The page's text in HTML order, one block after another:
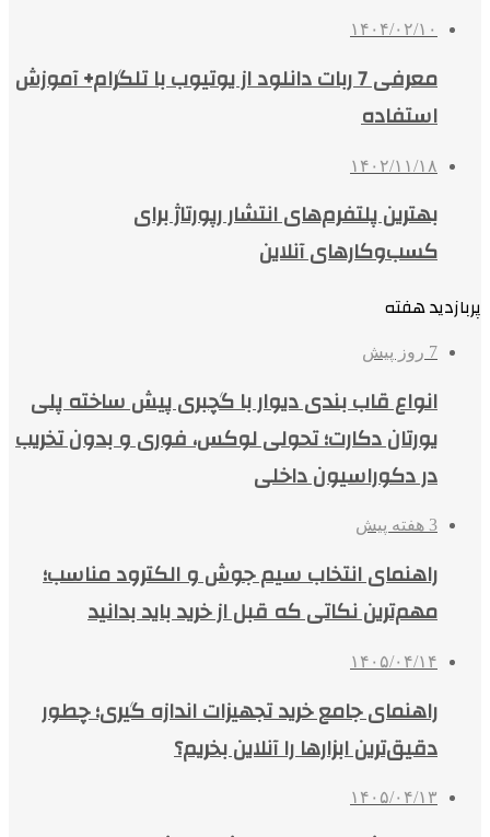
۱۴۰۴/۰۲/۱۰
معرفی 7 ربات دانلود از یوتیوب با تلگرام+ آموزش
استفاده
۱۴۰۲/۱۱/۱۸
بهترین پلتفرم‌های انتشار رپورتاژ برای
کسب‌وکارهای آنلاین
پربازدید هفته
7 روز پیش
انواع قاب بندی دیوار با گچبری پیش ساخته پلی
یورتان دکارت؛ تحولی لوکس، فوری و بدون تخریب
در دکوراسیون داخلی
3 هفته پیش
راهنمای انتخاب سیم جوش و الکترود مناسب؛
مهم‌ترین نکاتی که قبل از خرید باید بدانید
۱۴۰۵/۰۴/۱۴
راهنمای جامع خرید تجهیزات اندازه گیری؛ چطور
دقیق‌ترین ابزارها را آنلاین بخریم؟
۱۴۰۵/۰۴/۱۳